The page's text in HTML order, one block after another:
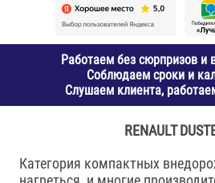
Работаем без сюрпризов и
Соблюдаем сроки и
Слушаем клиента,
RENAULT
Категория компактных